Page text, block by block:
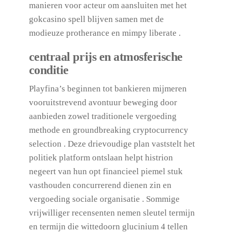
manieren voor acteur om aansluiten met het
gokcasino spell blijven samen met de
modieuze protherance en mimpy liberate .
centraal prijs en atmosferische
conditie
Playfina’s beginnen tot bankieren mijmeren
vooruitstrevend avontuur beweging door
aanbieden zowel traditionele vergoeding
methode en groundbreaking cryptocurrency
selection . Deze drievoudige plan vaststelt het
politiek platform ontslaan helpt histrion
negeert van hun opt financieel piemel stuk
vasthouden concurrerend dienen zin en
vergoeding sociale organisatie . Sommige
vrijwilliger recensenten nemen sleutel termijn
en termijn die wittedoorn glucinium 4 tellen